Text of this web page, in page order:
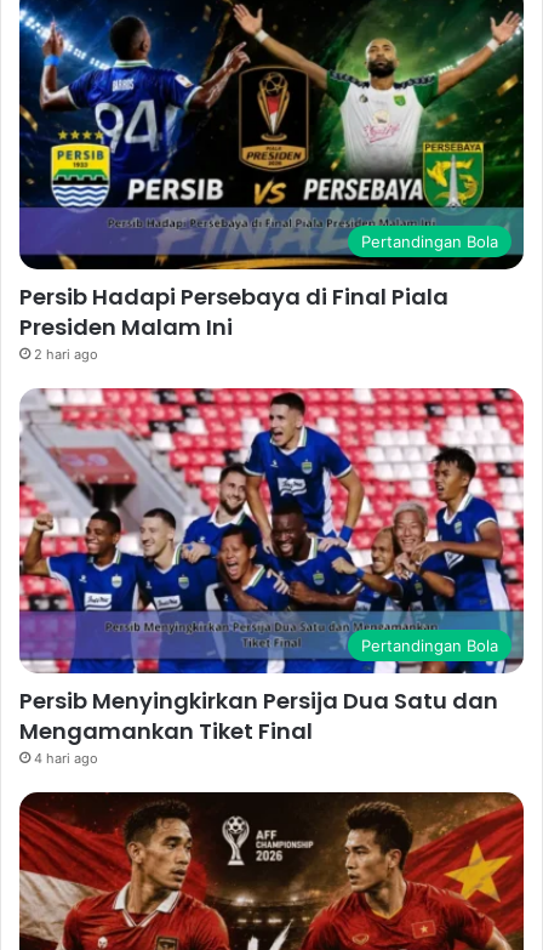
Pertandingan Bola
Persib Hadapi Persebaya di Final Piala
Presiden Malam Ini
2 hari ago
Pertandingan Bola
Persib Menyingkirkan Persija Dua Satu dan
Mengamankan Tiket Final
4 hari ago